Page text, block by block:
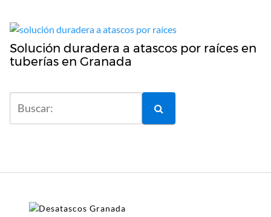
Solución duradera a atascos por raíces en
tuberías en Granada